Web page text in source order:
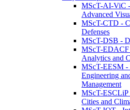
MScT-AI-ViC
Advanced
MScT-CTD -
Defenses
MScT-DSB -
MScT-EDACF
Analytics and
MScT-EESM -
Engineering
Management
MScT-ESCLiP
Cities and